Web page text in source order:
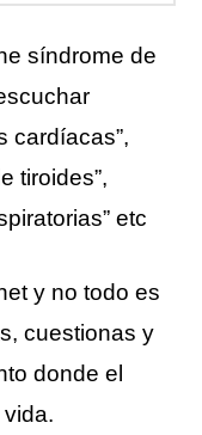
síndrome de
cardíacas”,
tiroides”,
etc
y no todo es
cuestionas y
donde el